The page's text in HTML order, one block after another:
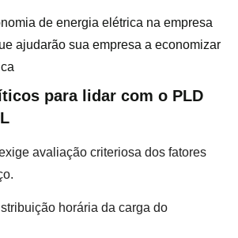
de energia elétrica na empresa
ajudarão sua empresa a economizar
para lidar com o PLD
avaliação criteriosa dos fatores
horária da carga do